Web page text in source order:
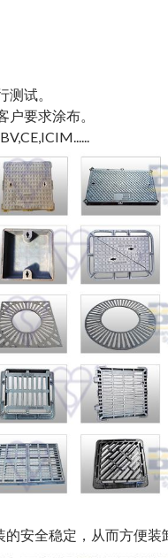
试。
要求涂布。
安全稳定，从而方便装